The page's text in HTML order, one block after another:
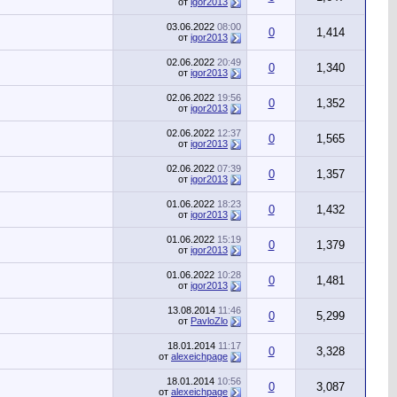
03.06.2022 08:00
от igor2013 0 1,414
02.06.2022 20:49
от igor2013 0 1,340
02.06.2022 19:56
от igor2013 0 1,352
02.06.2022 12:37
от igor2013 0 1,565
02.06.2022 07:39
от igor2013 0 1,357
01.06.2022 18:23
от igor2013 0 1,432
01.06.2022 15:19
от igor2013 0 1,379
01.06.2022 10:28
от igor2013 0 1,481
13.08.2014 11:46
от PavloZlo 0 5,299
18.01.2014 11:17
от alexeichpage 0 3,328
18.01.2014 10:56
от alexeichpage 0 3,087